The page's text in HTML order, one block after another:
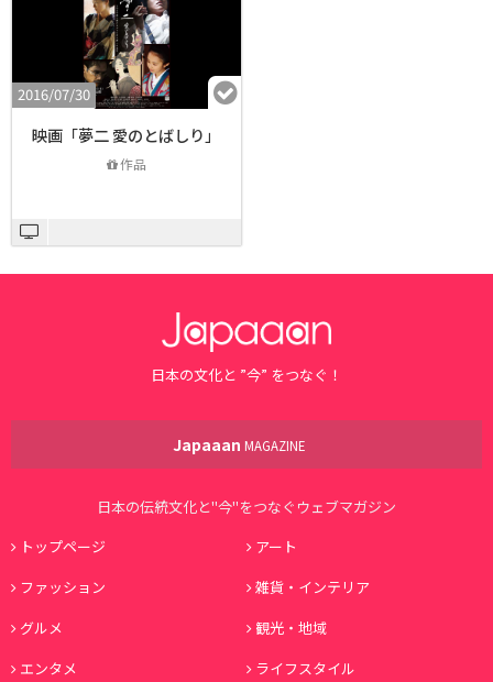
2016/07/30
映画「夢二 愛のとばしり」
作品
日本の文化と ”今” をつなぐ！
Japaaan MAGAZINE
日本の伝統文化と"今"をつなぐウェブマガジン
トップページ
アート
ファッション
雑貨・インテリア
グルメ
観光・地域
エンタメ
ライフスタイル